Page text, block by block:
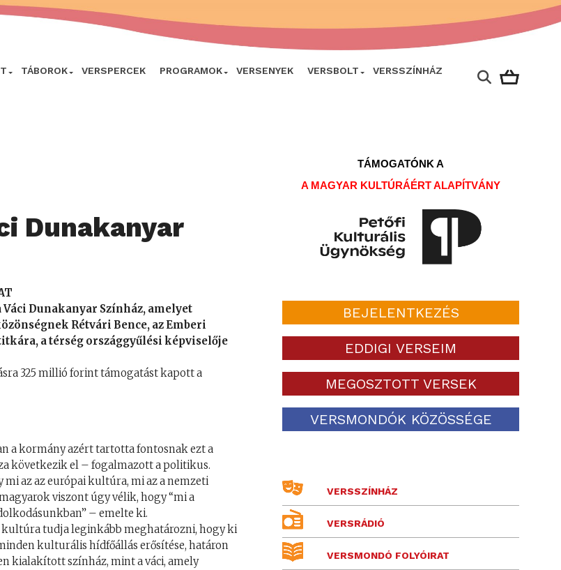
TÁBOROK VERSPERCEK PROGRAMOK VERSENYEK VERSBOLT VERSSZÍNHÁZ
Dunakanyar
Dunakanyar Színház, amelyet
Rétvári Bence, az Emberi
a térség országgyűlési képviselője
325 millió forint támogatást kapott a
a kormány azért tartotta fontosnak ezt a
következik el – fogalmazott a politikus.
az az európai kultúra, mi az a nemzeti
viszont úgy vélik, hogy “mi a
– emelte ki.
kultúra tudja leginkább meghatározni, hogy ki
kulturális hídfőállás erősítése, határon
kialakított színház, mint a váci, amely
TÁMOGATÓNK A
A MAGYAR KULTÚRÁÉRT ALAPÍTVÁNY
BEJELENTKEZÉS
EDDIGI VERSEIM
MEGOSZTOTT VERSEK
VERSMONDÓK KÖZÖSSÉGE
VERSSZÍNHÁZ
VERSRÁDIÓ
VERSMONDÓ FOLYÓIRAT